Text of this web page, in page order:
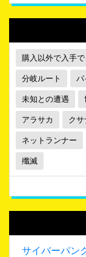
購入以外で入手
分岐ルート パ
未知との遭遇
アラサカ ク
ネットランナー
殲滅
サイバーパン